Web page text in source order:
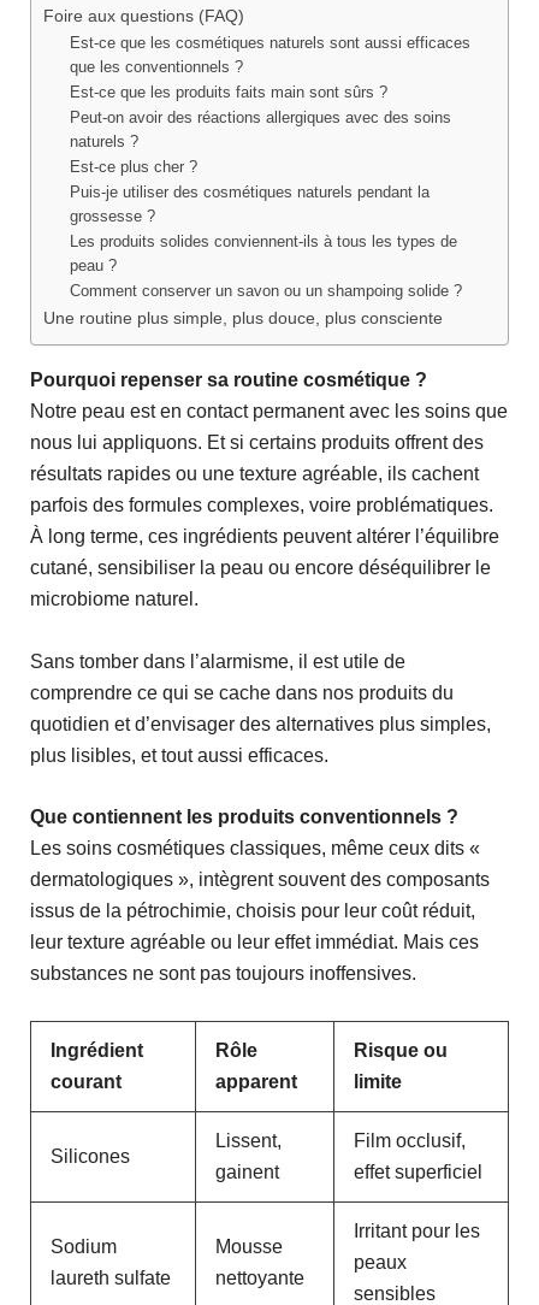
Foire aux questions (FAQ)
Est-ce que les cosmétiques naturels sont aussi efficaces
que les conventionnels ?
Est-ce que les produits faits main sont sûrs ?
Peut-on avoir des réactions allergiques avec des soins
naturels ?
Est-ce plus cher ?
Puis-je utiliser des cosmétiques naturels pendant la
grossesse ?
Les produits solides conviennent-ils à tous les types de
peau ?
Comment conserver un savon ou un shampoing solide ?
Une routine plus simple, plus douce, plus consciente
Pourquoi repenser sa routine cosmétique ?
Notre peau est en contact permanent avec les soins que
nous lui appliquons. Et si certains produits offrent des
résultats rapides ou une texture agréable, ils cachent
parfois des formules complexes, voire problématiques.
À long terme, ces ingrédients peuvent altérer l’équilibre
cutané, sensibiliser la peau ou encore déséquilibrer le
microbiome naturel.
Sans tomber dans l’alarmisme, il est utile de
comprendre ce qui se cache dans nos produits du
quotidien et d’envisager des alternatives plus simples,
plus lisibles, et tout aussi efficaces.
Que contiennent les produits conventionnels ?
Les soins cosmétiques classiques, même ceux dits «
dermatologiques », intègrent souvent des composants
issus de la pétrochimie, choisis pour leur coût réduit,
leur texture agréable ou leur effet immédiat. Mais ces
substances ne sont pas toujours inoffensives.
Ingrédient
courant
Rôle
apparent
Risque ou
limite
Silicones
Lissent,
gainent
Film occlusif,
effet superficiel
Sodium
laureth sulfate
Mousse
nettoyante
Irritant pour les
peaux
sensibles